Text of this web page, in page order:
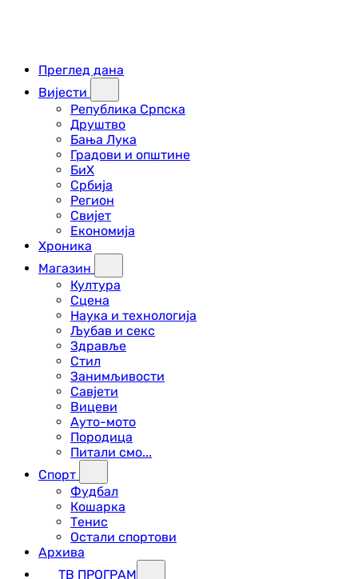
Преглед дана
Вијести
Република Српска
Друштво
Бања Лука
Градови и општине
БиХ
Србија
Регион
Свијет
Економија
Хроника
Магазин
Култура
Сцена
Наука и технологија
Љубав и секс
Здравље
Стил
Занимљивости
Савјети
Вицеви
Ауто-мото
Породица
Питали смо...
Спорт
Фудбал
Кошарка
Тенис
Остали спортови
Архива
ТВ ПРОГРАМ